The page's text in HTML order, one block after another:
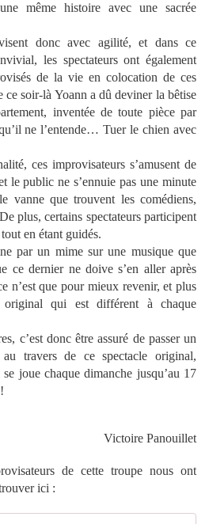
même histoire avec une sacrée
donc avec agilité, et dans ce
les spectateurs ont également
de la vie en colocation de ces
ce soir-là Yoann a dû deviner la bêtise
inventée de toute pièce par
ne l’entende… Tuer le chien avec
ces improvisateurs s’amusent de
le public ne s’ennuie pas une minute
vanne que trouvent les comédiens,
plus, certains spectateurs participent
en étant guidés.
par un mime sur une musique que
ce dernier ne doive s’en aller après
n’est que pour mieux revenir, et plus
original qui est différent à chaque
c’est donc être assuré de passer un
travers de ce spectacle original,
joue chaque dimanche jusqu’au 17
Victoire Panouillet
de cette troupe nous ont
ici :